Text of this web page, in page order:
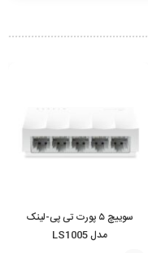
سوییچ ۵ پورت تی پی-لینک
مدل LS1005